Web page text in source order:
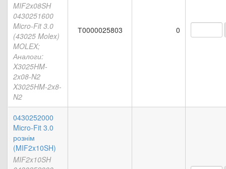
MIF2x08SH
0430251600
Micro-Fit 3.0
(43025 Molex)
MOLEX;
Аналоги:
X3025HM-
2x08-N2
X3025HM-2x8-
N2
Т0000025803 0
0430252000
Micro-Fit 3.0
рознім
(MIF2x10SH)
MIF2x10SH